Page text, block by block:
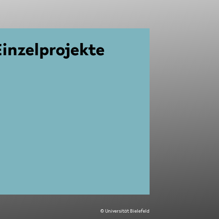
© Uni­ver­si­tät Bie­le­feld